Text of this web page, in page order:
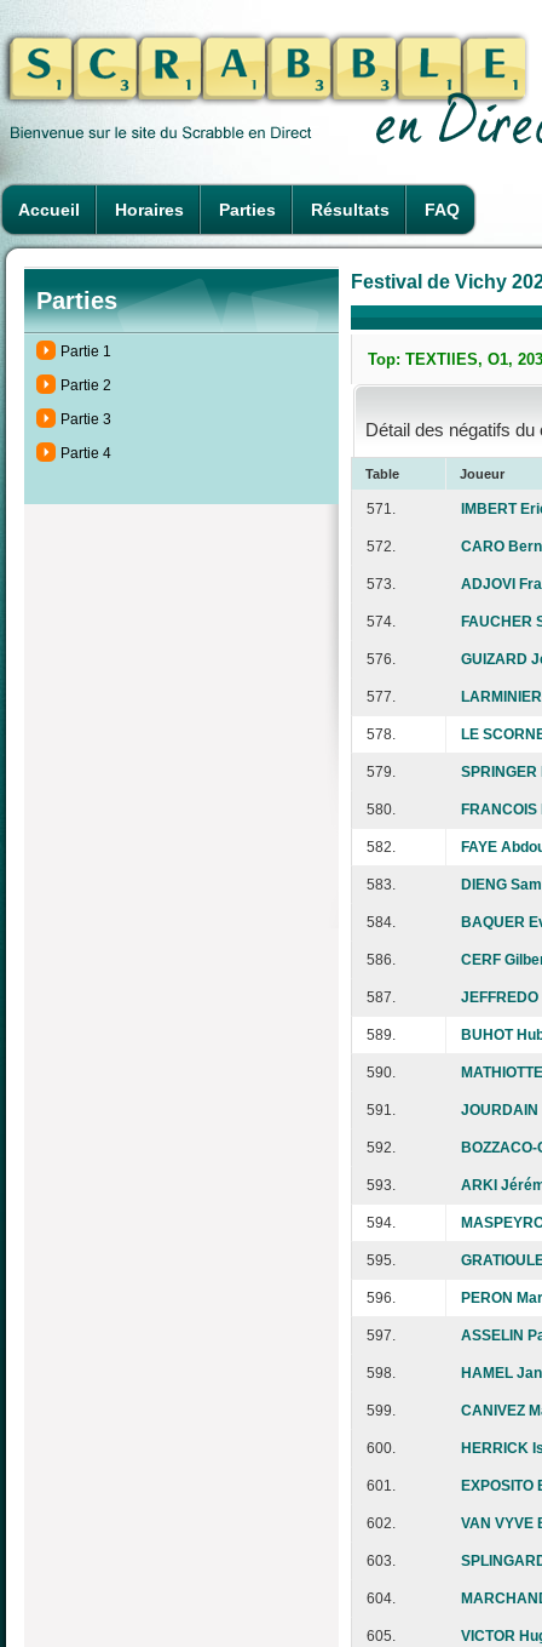
Accueil Horaires Parties Résultats FAQ
Parties
Partie 1
Partie 2
Partie 3
Partie 4
Festival de Vichy
Top: TEXTIlES, O1,
Détail des négatifs
Table Joueur
571. IMBERT
572. CARO
573. ADJOVI
574. FAUCHER
576. GUIZARD
577.
578. LE
579.
580.
582. FAYE
583. DIENG
584. BAQUER
586. CERF
587.
589. BUHOT
590.
591. JOURDAIN
592.
593. ARKI
594.
595.
596. PERON
597. ASSELIN
598. HAMEL
599. CANIVEZ
600. HERRICK
601. EXPOSITO
602. VAN VYVE
603.
604.
605. VICTOR